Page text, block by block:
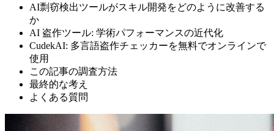
AI剽窃検出ツールがスキル開発をどのように改善する
か
AI 盗作ツール: 学術パフォーマンスの近代化
CudekAI: 多言語盗作チェッカーを無料でオンラインで
使用
この記事の調査方法
最終的な考え
よくある質問